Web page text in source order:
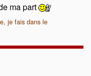
ma part
je fais dans le